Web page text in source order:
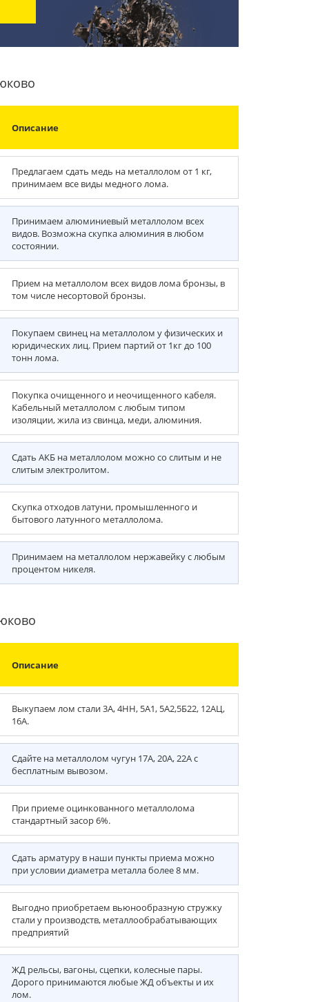
Описание
Предлагаем сдать медь на металлолом от 1 кг,
принимаем все виды медного лома.
Принимаем алюминиевый металлолом всех
видов. Возможна скупка алюминия в любом
состоянии.
Прием на металлолом всех видов лома бронзы, в
том числе несортовой бронзы.
Покупаем свинец на металлолом у физических и
юридических лиц. Прием партий от 1кг до 100
тонн лома.
Покупка очищенного и неочищенного кабеля.
Кабельный металлолом с любым типом
изоляции, жила из свинца, меди, алюминия.
Сдать АКБ на металлолом можно со слитым и не
слитым электролитом.
Скупка отходов латуни, промышленного и
бытового латунного металлолома.
Принимаем на металлолом нержавейку с любым
процентом никеля.
Описание
Выкупаем лом стали 3А, 4НН, 5А1, 5А2,5Б22, 12АЦ,
16А.
Сдайте на металлолом чугун 17А, 20А, 22А с
бесплатным вывозом.
При приеме оцинкованного металлолома
стандартный засор 6%.
Сдать арматуру в наши пункты приема можно
при условии диаметра металла более 8 мм.
Выгодно приобретаем вьюнообразную стружку
стали у производств, металлообрабатывающих
предприятий
ЖД рельсы, вагоны, сцепки, колесные пары.
Дорого принимаются любые ЖД объекты и их
лом.